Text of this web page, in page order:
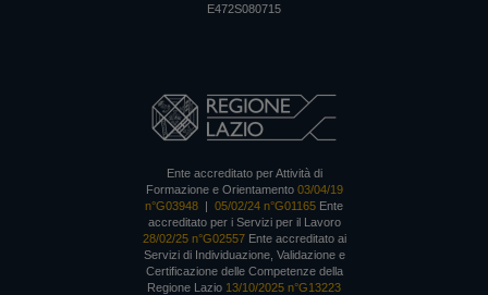
E472S080715
Ente accreditato per Attività di
Formazione e Orientamento 03/04/19
n°G03948 | 05/02/24 n°G01165 Ente
accreditato per i Servizi per il Lavoro
28/02/25 n°G02557Ente accreditato ai
Servizi di Individuazione, Validazione e
Certificazione delle Competenze della
Regione Lazio 13/10/2025 n°G13223